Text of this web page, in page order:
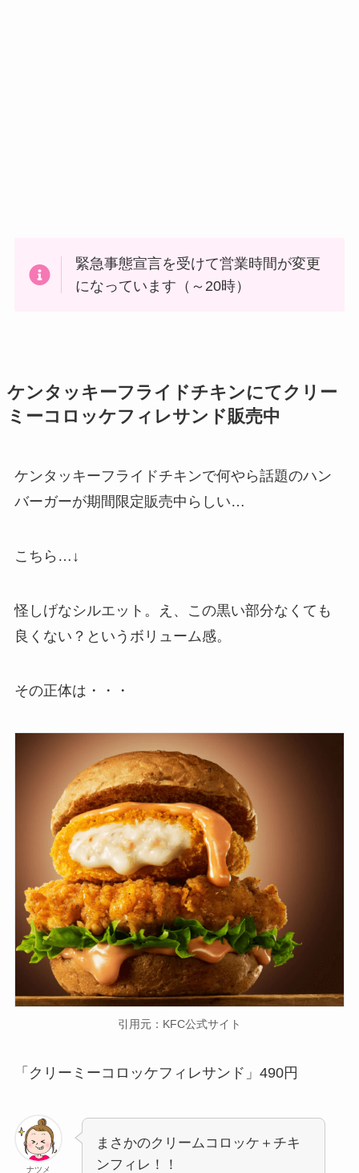
緊急事態宣言を受けて営業時間が変更
になっています（～20時）
ケンタッキーフライドチキンにてクリー
ミーコロッケフィレサンド販売中
ケンタッキーフライドチキンで何やら話題のハン
バーガーが期間限定販売中らしい…
こちら…↓
怪しげなシルエット。え、この黒い部分なくても
良くない？というボリューム感。
その正体は・・・
引用元：KFC公式サイト
「クリーミーコロッケフィレサンド」490円
ナツメ
まさかのクリームコロッケ＋チキ
ンフィレ！！